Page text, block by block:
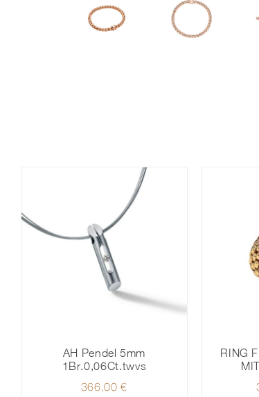
AH Pendel 5mm
1Br.0,06Ct.twvs
366,00€
RING